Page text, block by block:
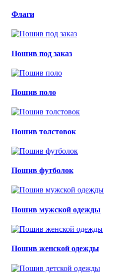
Флаги
Пошив под заказ
Пошив поло
Пошив толстовок
Пошив футболок
Пошив мужской одежды
Пошив женской одежды